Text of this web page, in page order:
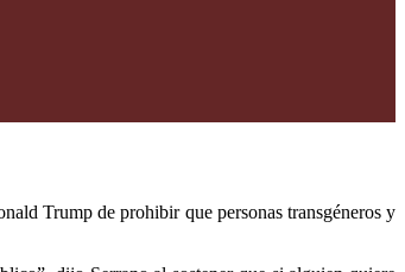
Trump de prohibir que personas transgéneros y